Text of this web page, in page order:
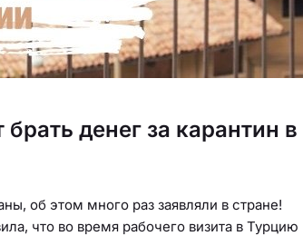
денег за карантин в
об этом много раз заявляли в стране!
что во время рабочего визита в Турцию